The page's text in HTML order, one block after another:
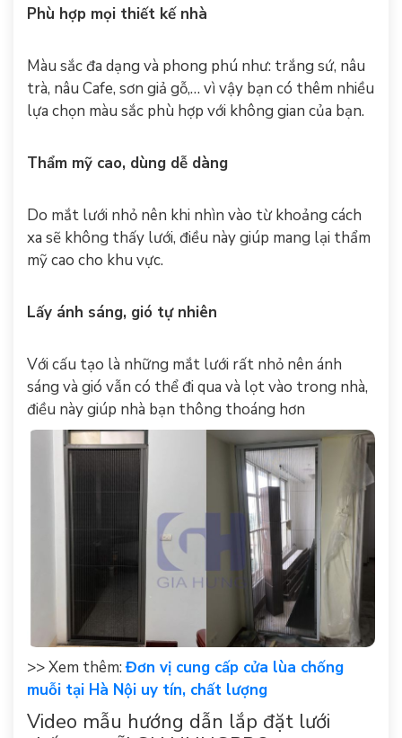
Phù hợp mọi thiết kế nhà
Màu sắc đa dạng và phong phú như: trắng sứ, nâu
trà, nâu Cafe, sơn giả gỗ,… vì vậy bạn có thêm nhiều
lựa chọn màu sắc phù hợp với không gian của bạn.
Thẩm mỹ cao, dùng dễ dàng
Do mắt lưới nhỏ nên khi nhìn vào từ khoảng cách
xa sẽ không thấy lưới, điều này giúp mang lại thẩm
mỹ cao cho khu vực.
Lấy ánh sáng, gió tự nhiên
Với cấu tạo là những mắt lưới rất nhỏ nên ánh
sáng và gió vẫn có thể đi qua và lọt vào trong nhà,
điều này giúp nhà bạn thông thoáng hơn
>> Xem thêm:Đơn vị cung cấp cửa lùa chống
muỗi tại Hà Nội uy tín, chất lượng
Video mẫu hướng dẫn lắp đặt lưới